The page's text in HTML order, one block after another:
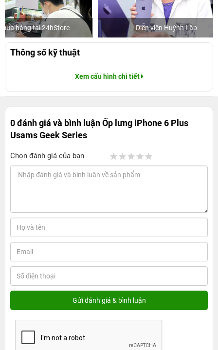
Diễn viên Huỳnh Lập Khách
Thông số kỹ thuật
Xem cấu hình chi tiết
0 đánh giá và bình luậnỐp lưng iPhone 6 Plus
Usams Geek Series
Chọn đánh giá của bạn